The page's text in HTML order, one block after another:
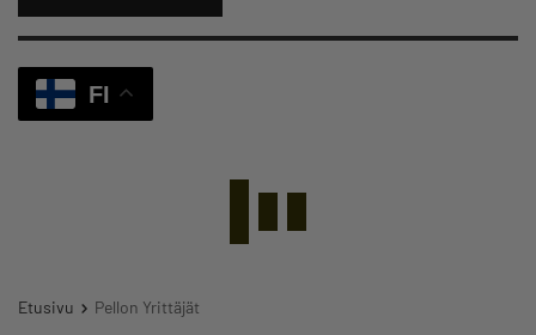
FI
Etusivu Pellon Yrittäjät